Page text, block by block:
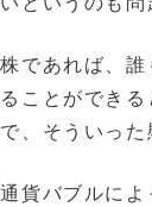
であれば、誰
ことができる
、そういった
貨バブルに